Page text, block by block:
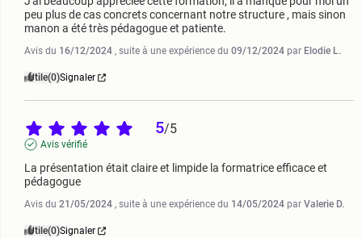
peu plus de cas concrets concernant notre structure , mais sinon
manon a été très pédagogue et patiente.
Avis du 16/12/2024 , suite à une expérience du 09/12/2024 par Elodie L.
Utile(0)Signaler
5/5
Avis vérifié
La présentation était claire et limpide la formatrice efficace et
pédagogue
Avis du 21/05/2024 , suite à une expérience du 14/05/2024 par Valerie D.
Utile(0)Signaler